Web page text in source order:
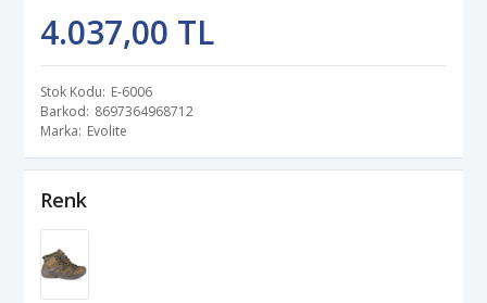
4.037,00 TL
Stok Kodu E-6006
Barkod 8697364968712
Marka Evolite
Renk